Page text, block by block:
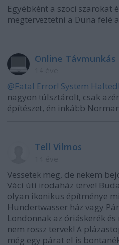
Egyébként a szoci szarokat
megterveztetni a Duna felé
Online Távmunkás
@Fatal Error! System Halted!
nagyon túlsztárolt, csak
építészet, én inkább
Tell Vilmos
Vessetek meg, de nekem
Váci úti irodaház terve!
olyan ikonikus építménye
Hundertwasser ház vagy
Londonnak az óriáskerék
nem rossz tervek! A
még egy párat el is